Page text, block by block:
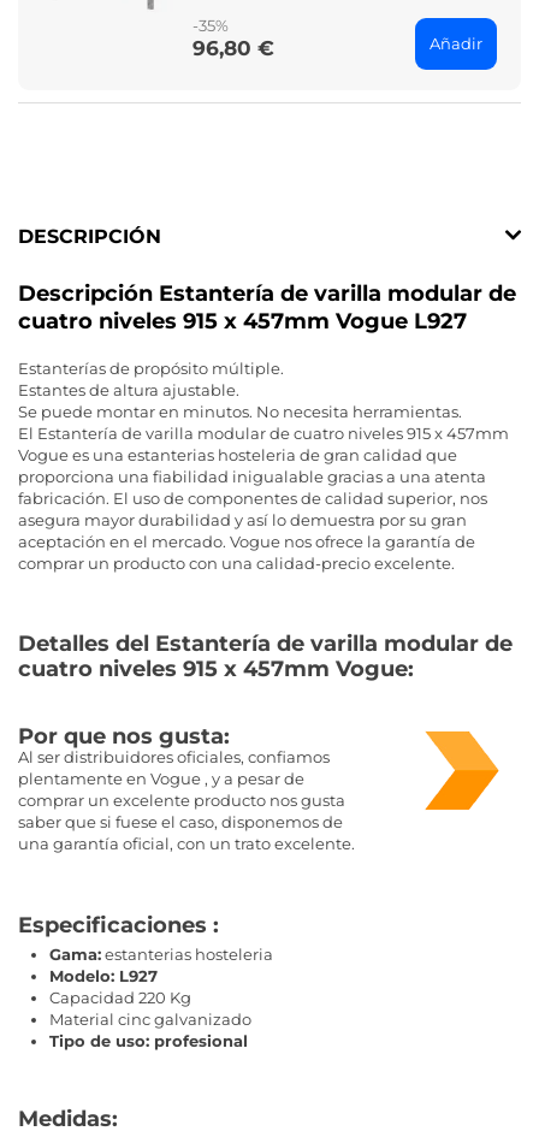
-35%
Price
96,80 € Añadir
DESCRIPCIÓN
Descripción Estantería de varilla modular de
cuatro niveles 915 x 457mm Vogue L927
Estanterías de propósito múltiple.
Estantes de altura ajustable.
Se puede montar en minutos. No necesita herramientas.
El Estantería de varilla modular de cuatro niveles 915 x 457mm
Vogue es una estanterias hosteleria de gran calidad que
proporciona una fiabilidad inigualable gracias a una atenta
fabricación. El uso de componentes de calidad superior, nos
asegura mayor durabilidad y así lo demuestra por su gran
aceptación en el mercado. Vogue nos ofrece la garantía de
comprar un producto con una calidad-precio excelente.
Detalles del Estantería de varilla modular de
cuatro niveles 915 x 457mm Vogue:
Por que nos gusta:
Al ser distribuidores oficiales, confiamos
plentamente en Vogue , y a pesar de
comprar un excelente producto nos gusta
saber que si fuese el caso, disponemos de
una garantía oficial, con un trato excelente.
Especificaciones :
Gama:estanterias hosteleria
Modelo: L927
Capacidad 220 Kg
Material cinc galvanizado
Tipo de uso: profesional
Medidas: